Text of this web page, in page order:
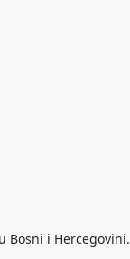
Bosni i Hercegovini.